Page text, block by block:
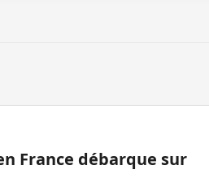
France débarque sur